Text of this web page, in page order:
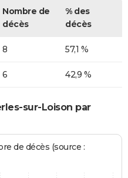
Nombre de
décès
% des
décès
8 57,1 %
6 42,9 %
sur-Loison par
de décès (source :